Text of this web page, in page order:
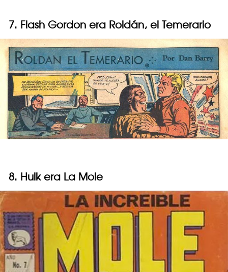
7. Flash Gordon era Roldán, el Temerario
8. Hulk era La Mole